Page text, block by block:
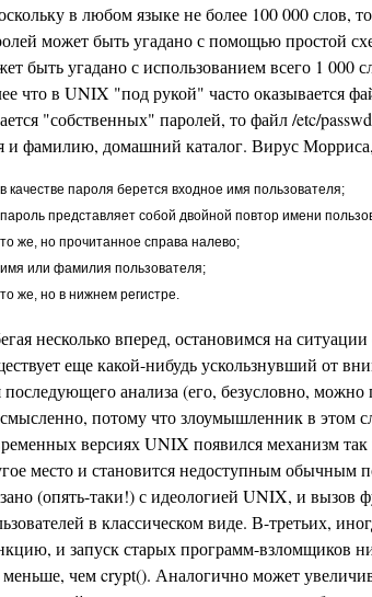
в любом языке не более 100 000 слов,
может быть угадано с помощью простой
быть угадано с использованием всего 1
что в UNIX "под рукой" часто оказывается
"собственных" паролей, то файл /etc/
и фамилию, домашний каталог. Вирус
в качестве пароля берется входное имя пользователя;
пароль представляет собой двойной повтор имени
то же, но прочитанное справа налево;
имя или фамилия пользователя;
то же, но в нижнем регистре.
несколько вперед, остановимся на
еще какой-нибудь ускользнувший от
последующего анализа (его, безусловно,
потому что злоумышленник в этом
версиях UNIX появился механизм
место и становится недоступным обычным
(опять-таки!) с идеологией UNIX, и вызов
в классическом виде. В-третьих,
и запуск старых программ-взломщиков
меньше, чем crypt(). Аналогично может